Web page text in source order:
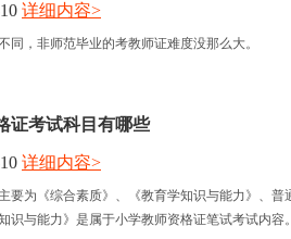
同，非师范毕业的考教师证难度没那么大。
详细内容>
证考试科目有哪些
要为《综合素质》、《教育学知识与能力》、普
识与能力》是属于小学教师资格证笔试考试内容。
详细内容>